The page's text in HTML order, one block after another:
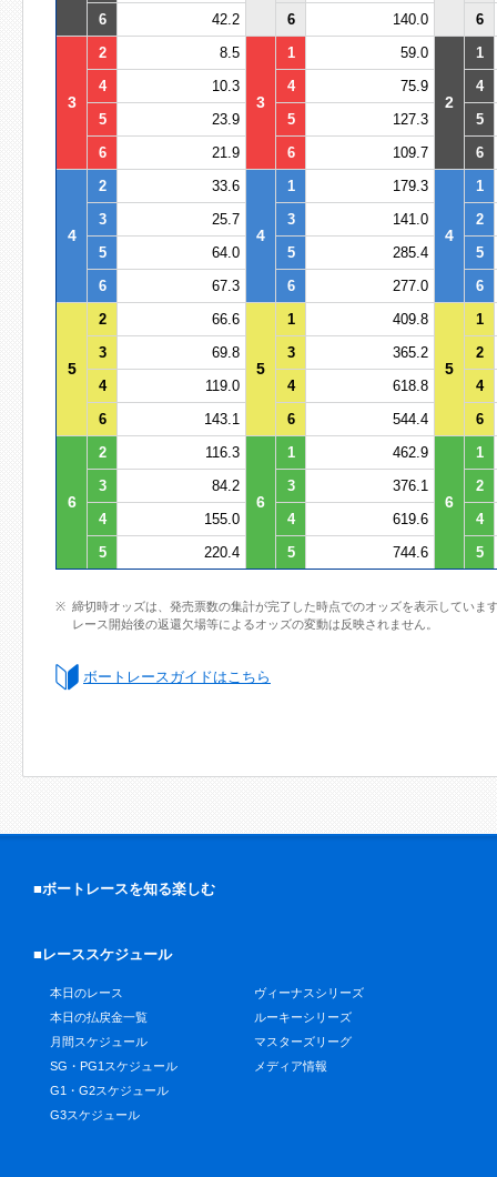
6
42.2 6 140.0 6
3
2 8.5
3
1 59.0
2
1
4
10.3 4 75.9
4
5
23.9 5 127.3
5
6
21.9 6 109.7 6
4
2 33.6
4
1 179.3
4
1
3
25.7 3 141.0
2
5
64.0 5 285.4
5
6
67.3 6 277.0 6
5
2 66.6
5
1 409.8
5
1
3
69.8 3 365.2
2
4
119.0 4 618.8
4
6
143.1 6 544.4 6
6
2 116.3
6
1 462.9
6
1
3
84.2 3 376.1
2
4
155.0 4 619.6
4
5
220.4 5 744.6 5
締切時オッズは、発売票数の集計が完了した時点でのオッズを表示していま
レース開始後の返還欠場等によるオッズの変動は反映されません。
ボートレースガイドはこちら
■ボートレースを知る楽しむ
■レーススケジュール
本日のレース
本日の払戻金一覧
月間スケジュール
SG・PG1スケジュール
G1・G2スケジュール
G3スケジュール
ヴィーナスシリーズ
ルーキーシリーズ
マスターズリーグ
メディア情報